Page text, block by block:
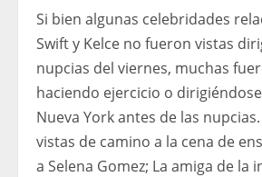
Si bien algunas celebridades
Swift y Kelce no fueron vistas
nupcias del viernes, muchas
haciendo ejercicio o
Nueva York antes de las
vistas de camino a la cena de
a Selena Gomez; La amiga de la